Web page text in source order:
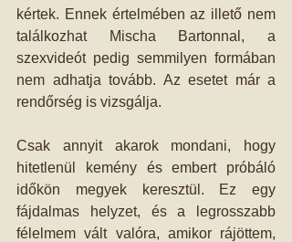
kértek. Ennek értelmében az illető nem
találkozhat Mischa Bartonnal, a
szexvideót pedig semmilyen formában
nem adhatja tovább. Az esetet már a
rendőrség is vizsgálja.
Csak annyit akarok mondani, hogy
hitetlenül kemény és embert próbáló
időkön megyek keresztül. Ez egy
fájdalmas helyzet, és a legrosszabb
félelmem vált valóra, amikor rájöttem,